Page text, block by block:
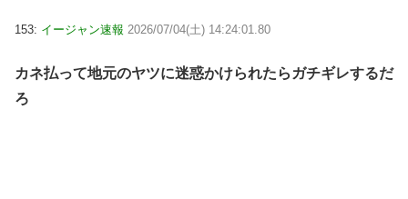
153: イージャン速報 2026/07/04(土) 14:24:01.80
カネ払って地元のヤツに迷惑かけられたらガチギレするだ
ろ